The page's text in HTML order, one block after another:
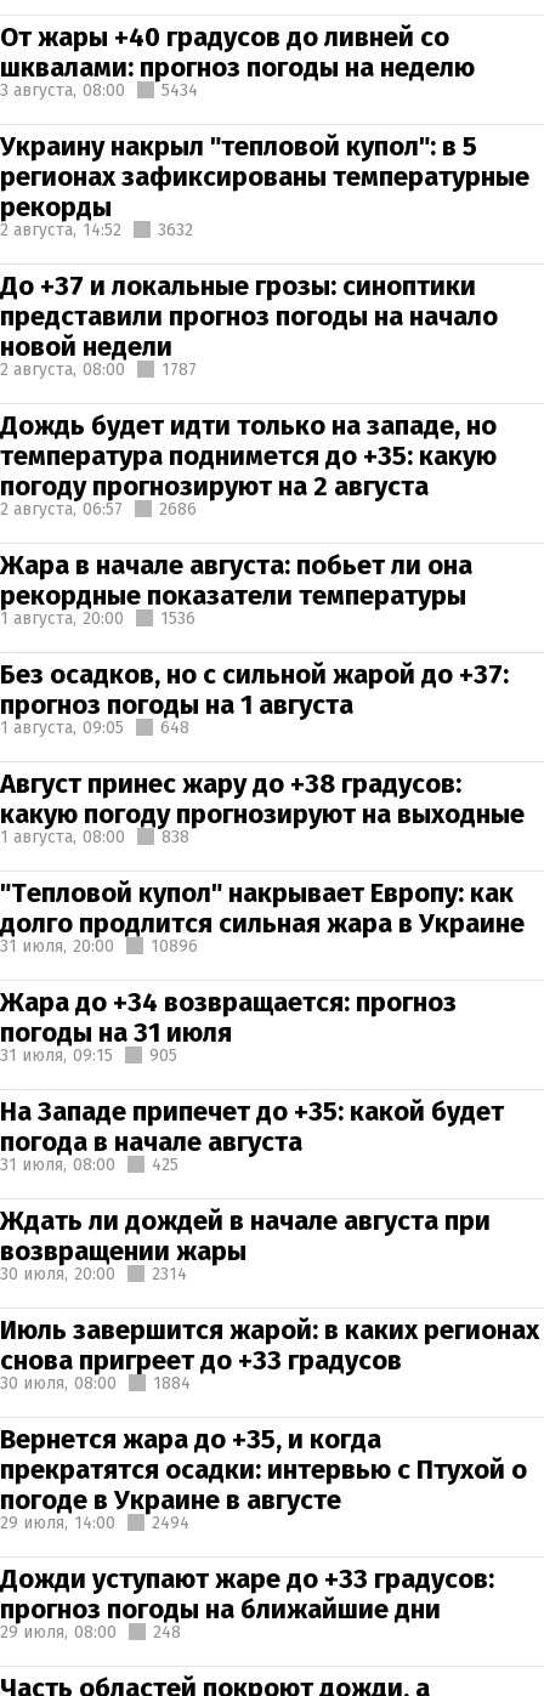
От жары +40 градусов до ливней со
шквалами: прогноз погоды на неделю
3 августа, 08:00 5434
Украину накрыл "тепловой купол": в 5
регионах зафиксированы температурные
рекорды
2 августа, 14:52 3632
До +37 и локальные грозы: синоптики
представили прогноз погоды на начало
новой недели
2 августа, 08:00 1787
Дождь будет идти только на западе, но
температура поднимется до +35: какую
погоду прогнозируют на 2 августа
2 августа, 06:57 2686
Жара в начале августа: побьет ли она
рекордные показатели температуры
1 августа, 20:00 1536
Без осадков, но с сильной жарой до +37:
прогноз погоды на 1 августа
1 августа, 09:05 648
Август принес жару до +38 градусов:
какую погоду прогнозируют на выходные
1 августа, 08:00 838
"Тепловой купол" накрывает Европу: как
долго продлится сильная жара в Украине
31 июля, 20:00 10896
Жара до +34 возвращается: прогноз
погоды на 31 июля
31 июля, 09:15 905
На Западе припечет до +35: какой будет
погода в начале августа
31 июля, 08:00 425
Ждать ли дождей в начале августа при
возвращении жары
30 июля, 20:00 2314
Июль завершится жарой: в каких регионах
снова пригреет до +33 градусов
30 июля, 08:00 1884
Вернется жара до +35, и когда
прекратятся осадки: интервью с Птухой о
погоде в Украине в августе
29 июля, 14:00 2494
Дожди уступают жаре до +33 градусов:
прогноз погоды на ближайшие дни
29 июля, 08:00 248
Часть областей покроют дожди, а